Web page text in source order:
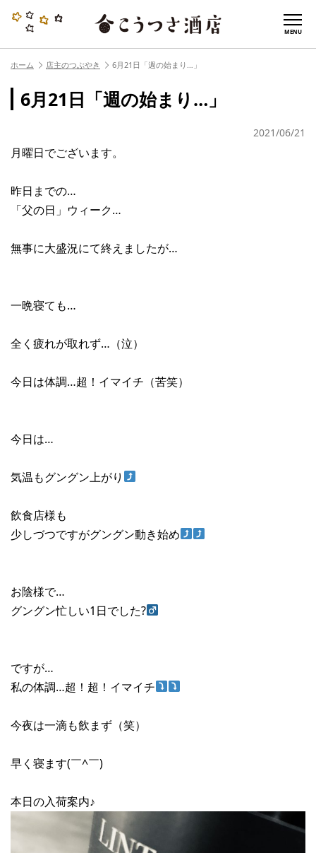
MENU
ホーム 店主のつぶやき 6月21日「週の始まり…」
6月21日「週の始まり…」
2021/06/21
月曜日でございます。
昨日までの…
「父の日」ウィーク…
無事に大盛況にて終えましたが…
一晩寝ても…
全く疲れが取れず…（泣）
今日は体調…超！イマイチ（苦笑）
今日は…
気温もグングン上がり
飲食店様も
少しづつですがグングン動き始め
お陰様で…
グングン忙しい1日でした?‍
ですが…
私の体調…超！超！イマイチ
今夜は一滴も飲まず（笑）
早く寝ます(￣^￣)ゞ
本日の入荷案内♪